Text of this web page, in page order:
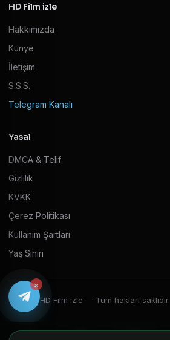
HD Film izle
Hakkımızda
Künye
İletişim
S.S.S.
Telegram Kanalı
Yasal
DMCA & Telif
Gizlilik
KVKK
Çerez Politikası
Kullanım Şartları
Yaş Sınırı
© 2026 HD Film izle — Tüm hakları saklıdır.
×